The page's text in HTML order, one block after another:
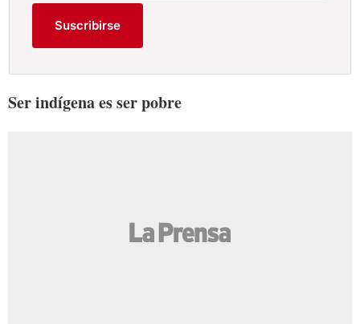
Suscribirse
Ser indígena es ser pobre